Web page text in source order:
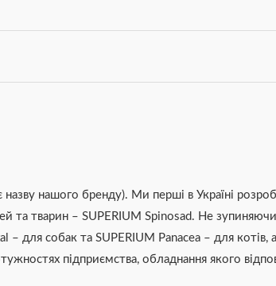
нашого бренду). Ми перші в Україні
тварин – SUPERIUM Spinosad. Не
– для собак та SUPERIUM Panacea – для
підприємства, обладнання якого